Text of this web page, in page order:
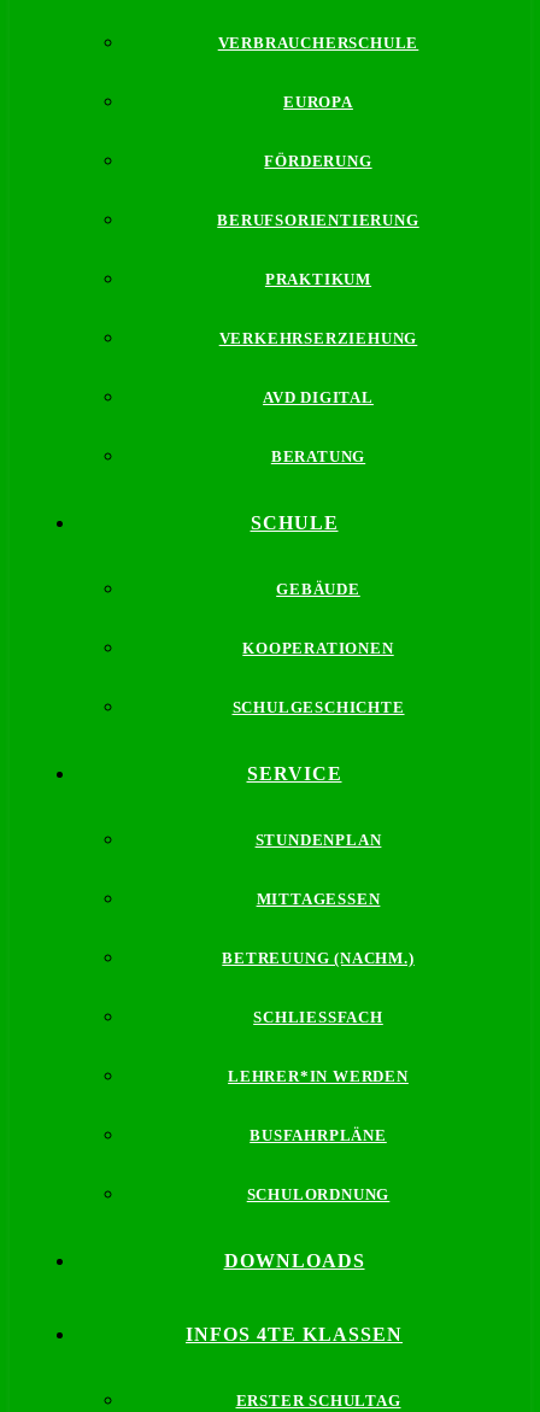
VERBRAUCHERSCHULE
EUROPA
FÖRDERUNG
BERUFSORIENTIERUNG
PRAKTIKUM
VERKEHRSERZIEHUNG
AVD DIGITAL
BERATUNG
SCHULE
GEBÄUDE
KOOPERATIONEN
SCHULGESCHICHTE
SERVICE
STUNDENPLAN
MITTAGESSEN
BETREUUNG (NACHM.)
SCHLIESSFACH
LEHRER*IN WERDEN
BUSFAHRPLÄNE
SCHULORDNUNG
DOWNLOADS
INFOS 4TE KLASSEN
ERSTER SCHULTAG